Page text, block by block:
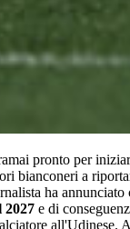
pronto per
bianconeri a
ha annunciato
2027 e di
all'Udinese.